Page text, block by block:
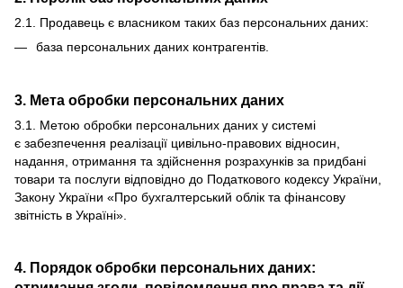
2.1. Продавець є власником таких баз персональних даних:
база персональних даних контрагентів.
3. Мета обробки персональних даних
3.1. Метою обробки персональних даних у системі
є забезпечення реалізації цивільно-правових відносин,
надання, отримання та здійснення розрахунків за придбані
товари та послуги відповідно до Податкового кодексу України,
Закону України «Про бухгалтерський облік та фінансову
звітність в Україні».
4. Порядок обробки персональних даних: